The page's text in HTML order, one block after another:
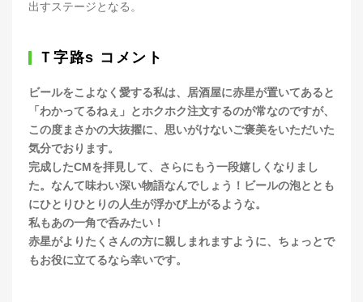
出すステージとなる。
Ｔ字路s コメント
ビールをこよなく愛する私は、居酒屋に赤星が置いてあると
「わかってるねぇ」とホクホク注文するのが常なのですが、
この度まさかの大抜擢に、思いがけないご褒美をいただいた
気分でおります。
完成したCMを拝見して、さらにもう一段嬉しくなりまし
た。なんて味わい深い物語なんでしょう！ビールの泡ととも
にひとりひとりの人生が浮かび上がるような。
私もあの一角で呑みたい！
赤星がよりたくさんの方に親しまれますように、ちょっとで
もお役に立てるなら幸いです。